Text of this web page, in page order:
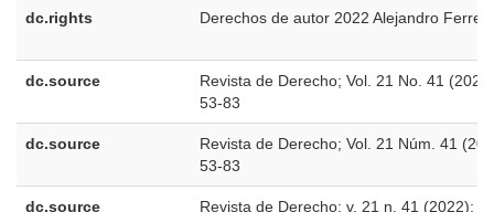
dc.rights Derechos de autor 2022 Alejandro
dc.source
Revista de Derecho; Vol. 21 No. 41
53-83
dc.source
Revista de Derecho; Vol. 21 Núm. 41
53-83
dc.source
Revista de Derecho; v. 21 n. 41 (2022);